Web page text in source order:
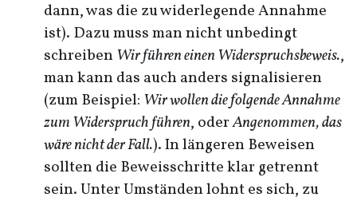
dann, was die zu widerlegende Annahme
ist). Dazu muss man nicht unbedingt
schreiben Wir führen einen Widerspruchsbeweis.,
man kann das auch anders signalisieren
(zum Beispiel: Wir wollen die folgende Annahme
zum Widerspruch führen, oderAngenommen, das
wäre nicht der Fall.). In längeren Beweisen
sollten die Beweisschritte klar getrennt
sein. Unter Umständen lohnt es sich, zu